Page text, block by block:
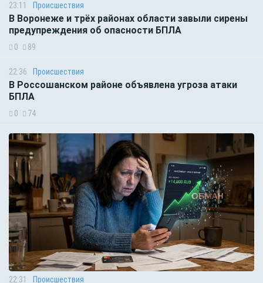
23:11 Происшествия
В Воронеже и трёх районах области завыли сирены
предупреждения об опасности БПЛА
0 89
22:36 Происшествия
В Россошанском районе объявлена угроза атаки
БПЛА
0 74
22:31 Происшествия